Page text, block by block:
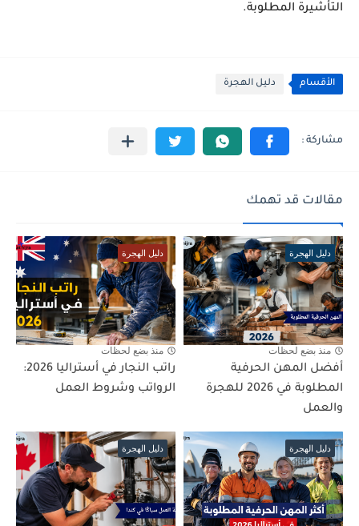
التأشيرة المطلوبة.
الأقسام دليل الهجرة
مقالات قد تهمك
دليل الهجرة
منذ بضع لحظات
أفضل المهن الحرفية
المطلوبة في 2026 للهجرة
والعمل
دليل الهجرة
منذ بضع لحظات
راتب النجار في أستراليا 2026:
الرواتب وشروط العمل
دليل الهجرة دليل الهجرة